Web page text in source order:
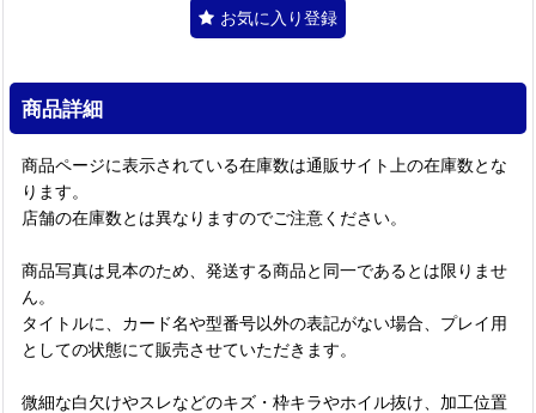
お気に入り登録
商品詳細
商品ページに表示されている在庫数は通販サイト上の在庫数とな
ります。
店舗の在庫数とは異なりますのでご注意ください。
商品写真は見本のため、発送する商品と同一であるとは限りませ
ん。
タイトルに、カード名や型番号以外の表記がない場合、プレイ用
としての状態にて販売させていただきます。
微細な白欠けやスレなどのキズ・枠キラやホイル抜け、加工位置